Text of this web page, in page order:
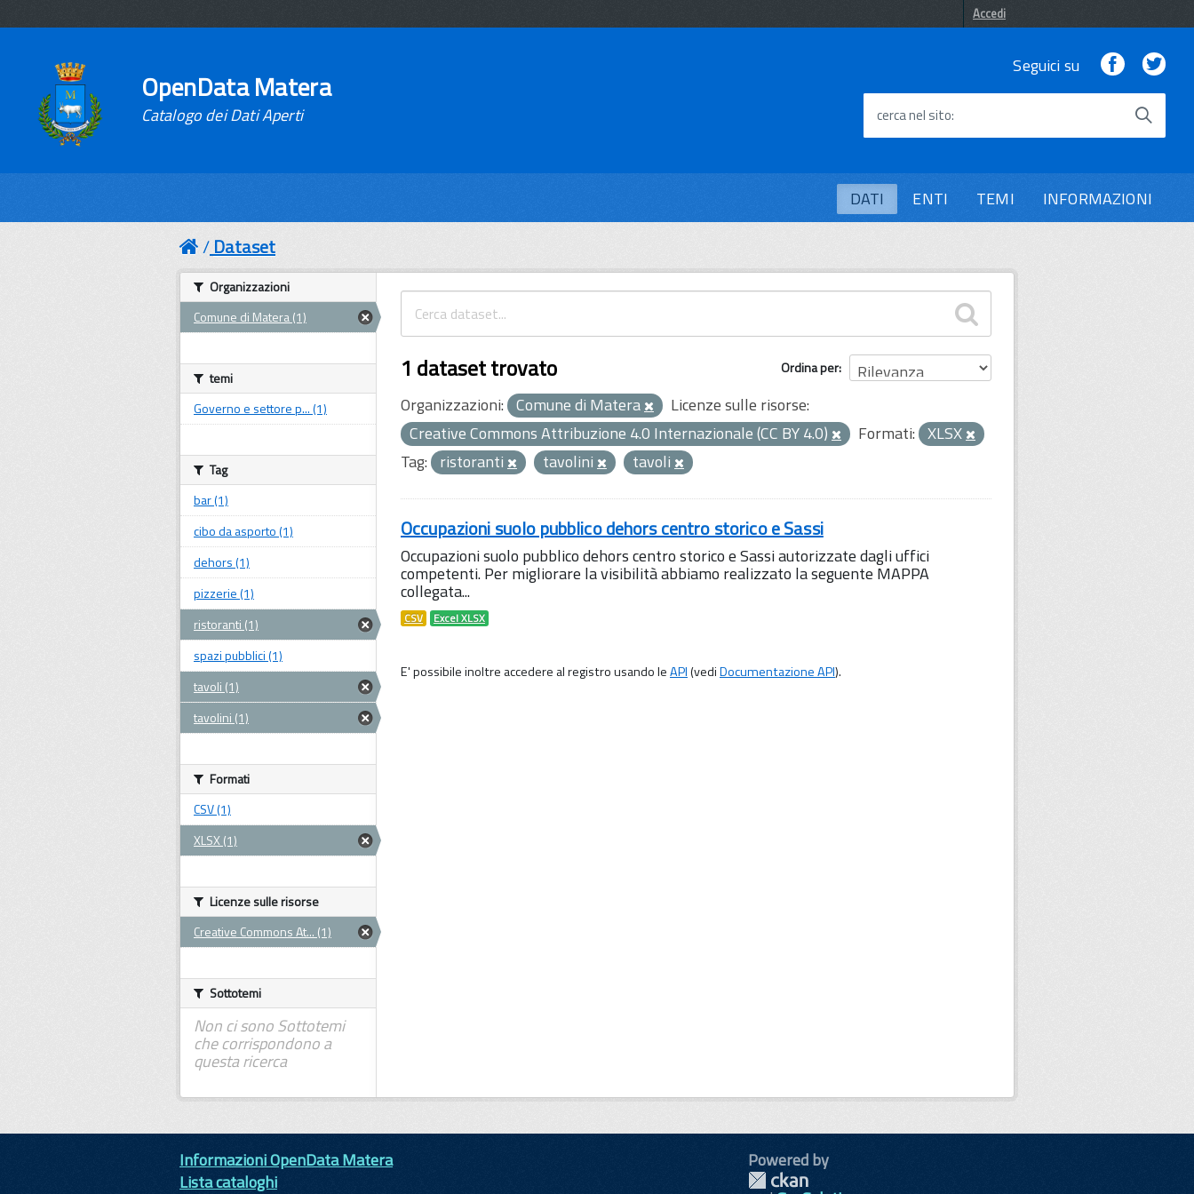
Accedi
OpenData Matera
Catalogo dei Dati Aperti
Seguici su Facebook
cerca nel sito
DATI ENTI TEMI INFORMAZIONI
Dataset
Ordina per
1 dataset trovato
Organizzazioni: Comune di Matera
Licenze sulle risorse:
Creative Commons Attribuzione 4.0 Internazionale (CC BY 4.0)
Formati: XLSX
Tag: ristoranti tavolini tavoli
Occupazioni suolo pubblico dehors centro storico e Sassi
Occupazioni suolo pubblico dehors centro storico e Sassi autorizzate dagli uffici
competenti. Per migliorare la visibilità abbiamo realizzato la seguente MAPPA
collegata...
CSV Excel XLSX
E' possibile inoltre accedere al registro usando leAPI(vediDocumentazione API).
Organizzazioni
Comune di Matera (1)
temi
Governo e settore p... (1)
Tag
bar (1)
cibo da asporto (1)
dehors (1)
pizzerie (1)
ristoranti (1)
spazi pubblici (1)
tavoli (1)
tavolini (1)
Formati
CSV (1)
XLSX (1)
Licenze sulle risorse
Creative Commons At... (1)
Sottotemi
Non ci sono Sottotemi
che corrispondono a
questa ricerca
Informazioni OpenData Matera
Lista cataloghi
Powered by